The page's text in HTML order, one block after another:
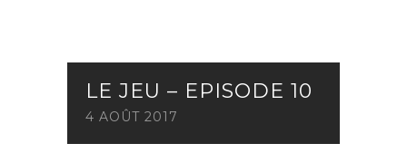
LE JEU – EPISODE 10
4 AOÛT 2017